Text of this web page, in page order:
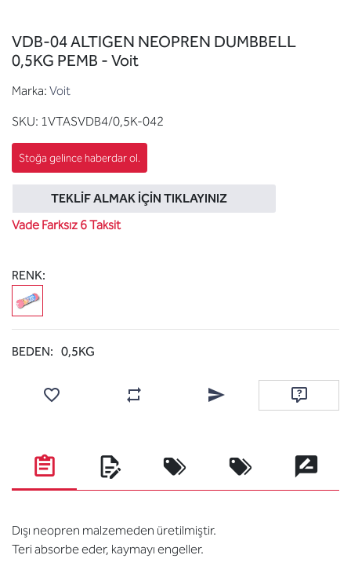
VDB-04 ALTIGEN NEOPREN DUMBBELL
0,5KG PEMB - Voit
Marka: Voit
SKU: 1VTASVDB4/0,5K-042
TEKLIF ALMAK İÇIN TIKLAYINIZ
Vade Farksız 6 Taksit
RENK:
BEDEN: 0,5KG
Karşılaştırma listesine ekleArkadaşına e-posta ile
Soru sor
Dışı neopren malzemeden üretilmiştir.
Teri absorbe eder, kaymayı engeller.